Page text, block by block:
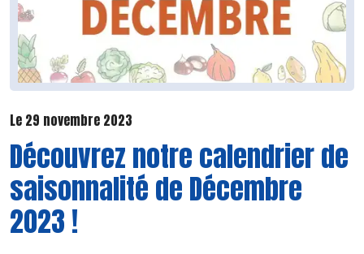
Le 29 novembre 2023
Découvrez notre calendrier de
saisonnalité de Décembre
2023 !